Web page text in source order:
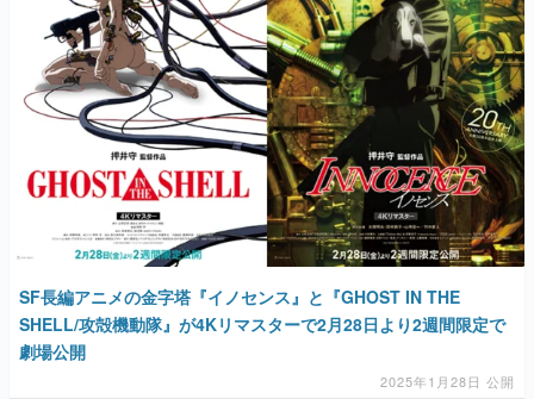
SF長編アニメの金字塔『イノセンス』と『GHOST IN THE
SHELL/攻殻機動隊』が4Kリマスターで2月28日より2週間限定で
劇場公開
2025年1月28日 公開